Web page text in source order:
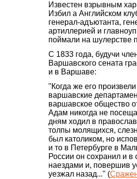
Известен взрывным
Избил а Английском
генерал-адъютанта,
артиллерией и
поймали на шулерстве
С 1833 года, будучи
Варшавского сената
и в Варшаве:
"Когда же его
варшавские
варшавское общество
Адам никогда не
дням ходил в
толпы молящихся,
был католиком, но
и то в Петербурге в
России он сохранил и
наездами и, повершив
уезжал назад..." (